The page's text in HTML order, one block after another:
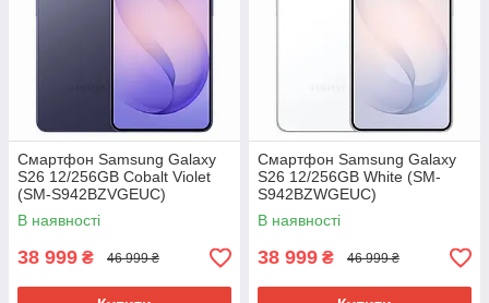
Смартфон Samsung Galaxy
S26 12/256GB Cobalt Violet
(SM-S942BZVGEUC)
В наявності
38 999 ₴ 46 999 ₴
Смартфон Samsung Galaxy
S26 12/256GB White (SM-
S942BZWGEUC)
В наявності
38 999 ₴ 46 999 ₴